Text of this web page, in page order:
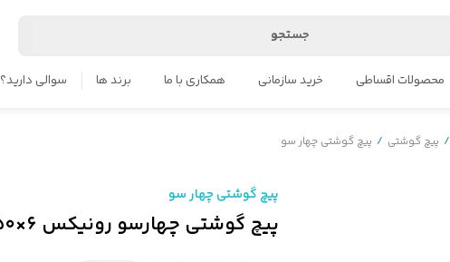
جستجو
محصولات اقساطی خرید سازمانی همکاری با ما برند ها سوالی دارید؟
/ پیچ گوشتی / پیچ گوشتی چهار سو
پیچ گوشتی چهار سو
پیچ گوشتی چهارسو رونیکس ۶×۱۵۰ مدل RH2971 ضربه‌خور